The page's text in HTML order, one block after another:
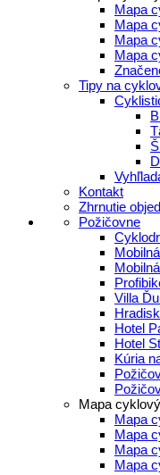
Mapa
Mapa
Mapa
Mapa
Tipy na
Kontakt
Zhrnutie
Požičovne
Villa
Hotel
Hotel
Kúria
Mapa
Mapa
Mapa
Mapa
Mapa